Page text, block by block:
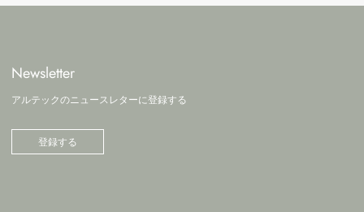
Newsletter
アルテックのニュースレターに登録する
登録する